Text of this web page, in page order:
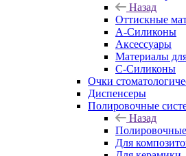
Назад
Оттискные
А-Силиконы
Аксессуары
Материалы
С-Силиконы
Очки
Диспенсеры
Полировочные
Назад
Для